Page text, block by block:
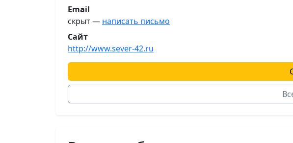
Email
скрыт — написать письмо
Сайт
http://www.sever-42.ru